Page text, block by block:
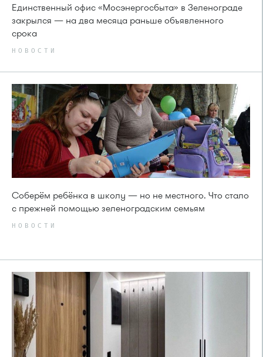
Единственный офис «Мосэнергосбыта» в Зеленограде
закрылся — на два месяца раньше объявленного
срока
НОВОСТИ
Соберём ребёнка в школу — но не местного. Что стало
с прежней помощью зеленоградским семьям
НОВОСТИ